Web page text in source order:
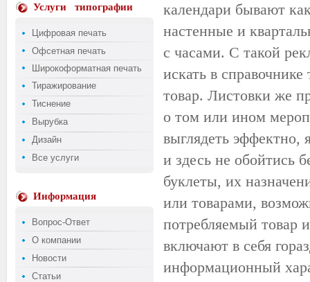
Услуги типографии
Цифровая печать
Офсетная печать
Широкоформатная печать
Тиражирование
Тиснение
Вырубка
Дизайн
Все услуги
Информация
Вопрос-Ответ
О компании
Новости
Статьи
календари бывают
настенные и
с часами. С такой
искать в
товар. Листовки же
о том или ином
выглядеть эффектно,
и здесь не обойтись
буклеты, их
или товарами,
потребляемый товар
включают в себя
информационный